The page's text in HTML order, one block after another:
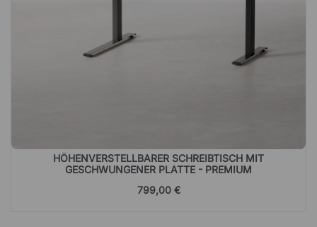
HÖHENVERSTELLBARER SCHREIBTISCH MIT
GESCHWUNGENER PLATTE - PREMIUM
799,00 €